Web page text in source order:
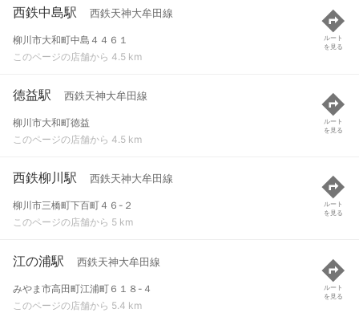
西鉄中島駅 西鉄天神大牟田線
柳川市大和町中島４４６１
このページの店舗から 4.5 km
ルート
を見る
徳益駅 西鉄天神大牟田線
柳川市大和町徳益
このページの店舗から 4.5 km
ルート
を見る
西鉄柳川駅 西鉄天神大牟田線
柳川市三橋町下百町４６-２
このページの店舗から 5 km
ルート
を見る
江の浦駅 西鉄天神大牟田線
みやま市高田町江浦町６１８-４
このページの店舗から 5.4 km
ルート
を見る